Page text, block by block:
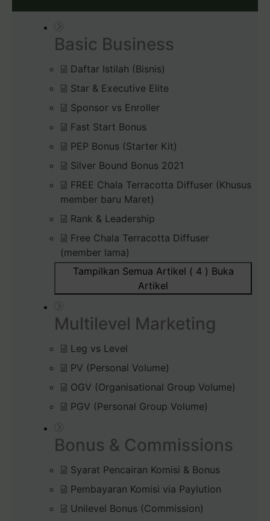
Basic Business
Daftar Istilah (Bisnis)
Star & Executive Elite
Sponsor vs Enroller
Fast Start Bonus
PEP Bonus (Starter Kit)
Silver Bound Bonus 2021
FREE Chala Terracotta Diffuser (Khusus
member baru Maret)
Rank & Leadership
Free Chala Terracotta Diffuser
(member lama)
Tampilkan Semua Artikel ( 4 ) Buka
Artikel
Multilevel Marketing
Leg vs Level
PV (Personal Volume)
OGV (Organisational Group Volume)
PGV (Personal Group Volume)
Bonus & Commissions
Syarat Pencairan Komisi & Bonus
Pembayaran Komisi via Paylution
Unilevel Bonus (Commission)